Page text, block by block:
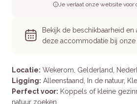
Locatie: Wekerom, Gelderland,
Ligging: Alleenstaand, In de natuur,
Perfect voor: Koppels of kleine
natuur zoeken
Je verlaat onze website voor
Bekijk de beschikbaarheid en
deze accommodatie bij onze